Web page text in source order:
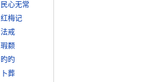
民心无常
红梅记
法戒
瑕颣
旳旳
卜葬